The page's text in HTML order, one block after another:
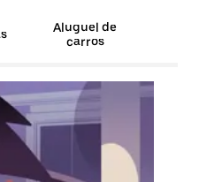
Aluguel de
carros